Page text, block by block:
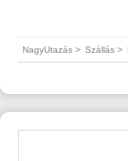
NagyUtazás > Szállás >